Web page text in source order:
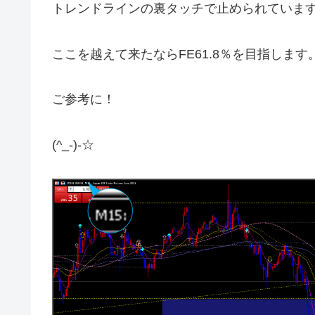
トレンドラインの裏タッチで止められていま
ここを越えて来たならFE61.8％を目指します
ご参考に！
(^_-)-☆